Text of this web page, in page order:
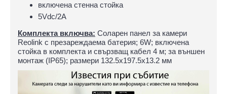
включена стенна стойка
5Vdc/2А
Комплекта включва: Соларен панел за камери
Reolink с презареждаема батерия; 6W; включена
стойка в комплекта и свързващ кабел 4 м; за външен
монтаж (IP65); размери 132.5х197.5х13.2 мм